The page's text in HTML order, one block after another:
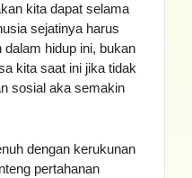
kita dapat selama
sejatinya harus
hidup ini, bukan
kita saat ini jika tidak
sosial aka semakin
dengan kerukunan
pertahanan